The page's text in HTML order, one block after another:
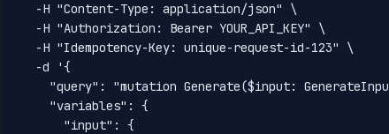
  -H "Content-Type: application/json" \
  -H "Authorization: Bearer YOUR_API_KEY" \
  -H "Idempotency-Key: unique-request-id-123" \
  -d '{
"query": "mutation Generate($input:
    "variables": {
      "input": {